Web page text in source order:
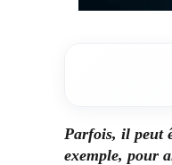
Parfois, il peut
exemple, pour